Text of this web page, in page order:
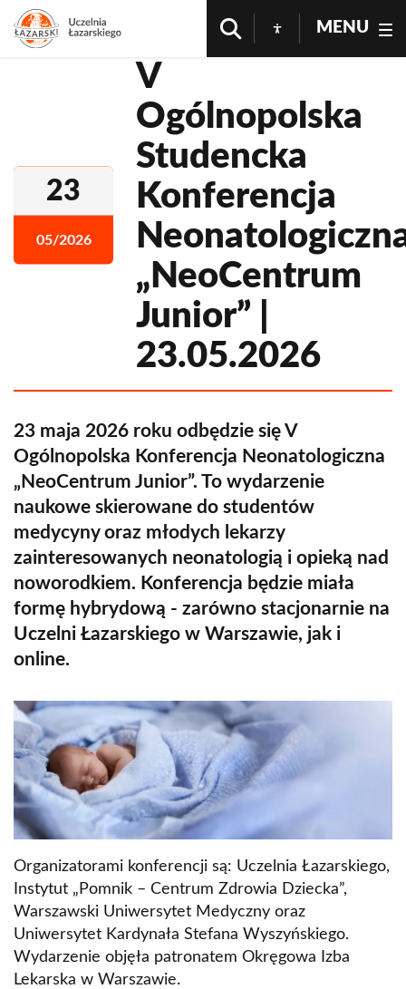
MENU
23
05/2026
V
Ogólnopolska
Studencka
Konferencja
„NeoCentrum
Junior” |
23.05.2026
23 maja 2026 roku odbędzie się V
Ogólnopolska Konferencja Neonatologiczna
„NeoCentrum Junior”. To wydarzenie
naukowe skierowane do studentów
medycyny oraz młodych lekarzy
zainteresowanych neonatologią i opieką nad
noworodkiem. Konferencja będzie miała
formę hybrydową - zarówno stacjonarnie na
Uczelni Łazarskiego w Warszawie, jak i
online.
Organizatorami konferencji są: Uczelnia Łazarskiego,
Instytut „Pomnik – Centrum Zdrowia Dziecka”,
Warszawski Uniwersytet Medyczny oraz
Uniwersytet Kardynała Stefana Wyszyńskiego.
Wydarzenie objęła patronatem Okręgowa Izba
Lekarska w Warszawie.